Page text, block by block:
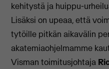
kehitystä ja huippu-
Lisäksi on upeaa, että
tytöille pitkän aikavälin
akatemiaohjelmamme
Visman toimitusjohtaja